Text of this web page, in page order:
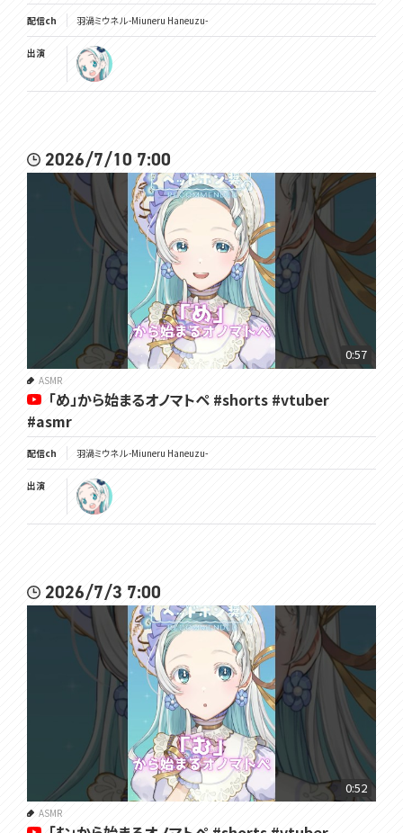
配信ch 羽渦ミウネル -Miuneru Haneuzu-
出演
2026/7/10 7:00
0:57
ASMR
「め」から始まるオノマトペ #shorts #vtuber
#asmr
配信ch 羽渦ミウネル -Miuneru Haneuzu-
出演
2026/7/3 7:00
0:52
ASMR